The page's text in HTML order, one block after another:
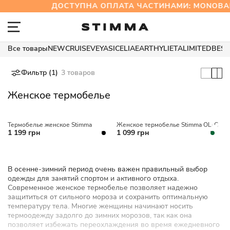
ДОСТУПНА ОПЛАТА ЧАСТИНАМИ:
Все товарыNEWCRUISEVEYASICELIAEARTHYLIETALIMITED
Фильтр (1) 3 товаров
Женское термобелье
Термобелье женское Stimma
1 199 грн
Женское термобелье Stimma OL-C
1 099 грн
В осенне-зимний период очень важен правильный выбор
одежды для занятий спортом и активного отдыха.
Современное женское термобелье позволяет надежно
защититься от сильного мороза и сохранить оптимальную
температуру тела. Многие женщины начинают носить
термоодежду задолго до зимних морозов, так как она
позволяет избежать переохлаждения во время ежедневного